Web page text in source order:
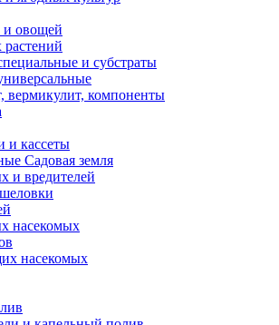
и овощей
и субстраты
вермикулит, компоненты
и кассеты
Садовая земля
и вредителей
насекомых
насекомых